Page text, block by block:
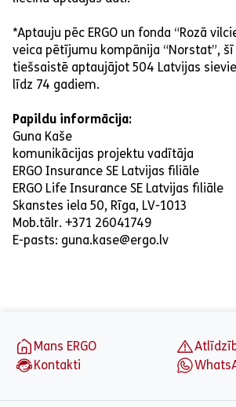
*Aptauju pēc ERGO un fonda “Rozā
veica pētījumu kompānija “Norstat”,
tiešsaistē aptaujājot 504 Latvijas
līdz 74 gadiem.
Papildu informācija:
Guna Kaše
komunikācijas projektu vadītāja
ERGO Insurance SE Latvijas filiāle
ERGO Life Insurance SE Latvijas filiāle
Skanstes iela 50, Rīga, LV-1013
Mob.tālr. +371 26041749
E-pasts: guna.kase@ergo.lv
Mans ERGO
Kontakti